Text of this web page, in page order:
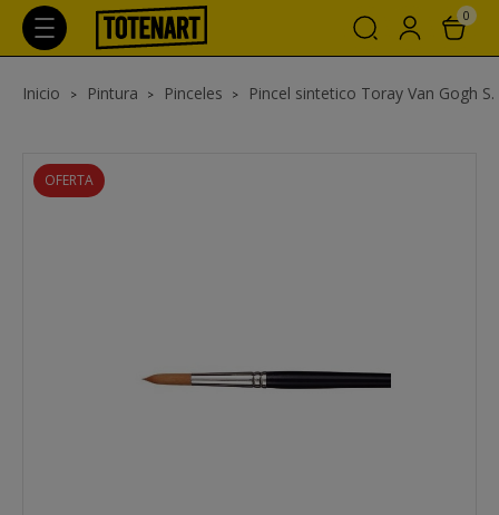
0
Inicio Pintura Pinceles Pincel sintetico Toray Van Gogh
OFERTA